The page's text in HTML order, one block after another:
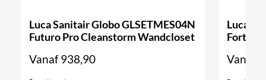
Luca Sanitair Globo GLSETMES04N
Futuro Pro Cleanstorm Wandcloset
Vanaf938,90
Luca
Forty3
Vanaf